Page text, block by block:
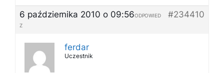
6 października 2010 o 09:56
#234410
ODPOWIED
Z
ferdar
Uczestnik